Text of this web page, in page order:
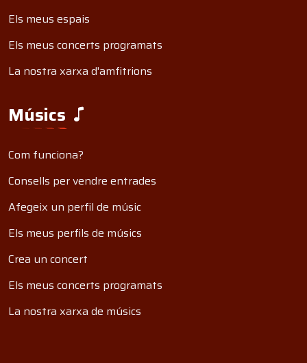
Els meus espais
Els meus concerts programats
La nostra xarxa d'amfitrions
Músics
Com funciona?
Consells per vendre entrades
Afegeix un perfil de músic
Els meus perfils de músics
Crea un concert
Els meus concerts programats
La nostra xarxa de músics